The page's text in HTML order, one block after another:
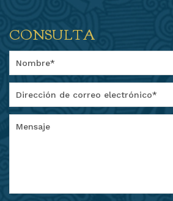
CONSULTA